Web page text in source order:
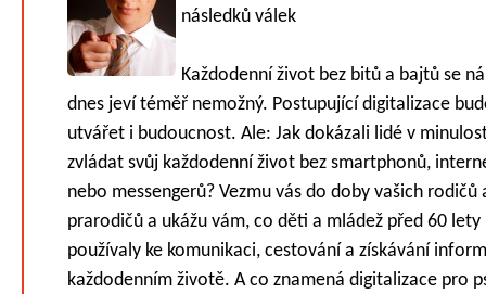
následků válek
Každodenní život bez bitů a bajtů se
dnes jeví téměř nemožný. Postupující digitalizace
utvářet i budoucnost. Ale: Jak dokázali lidé v
zvládat svůj každodenní život bez smartphonů,
nebo messengerů? Vezmu vás do doby vašich rodičů
prarodičů a ukážu vám, co děti a mládež před 60 lety
používaly ke komunikaci, cestování a získávání
každodenním životě. A co znamená digitalizace pro